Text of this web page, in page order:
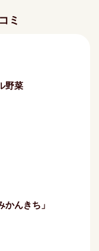
ミ
野菜
んきち」